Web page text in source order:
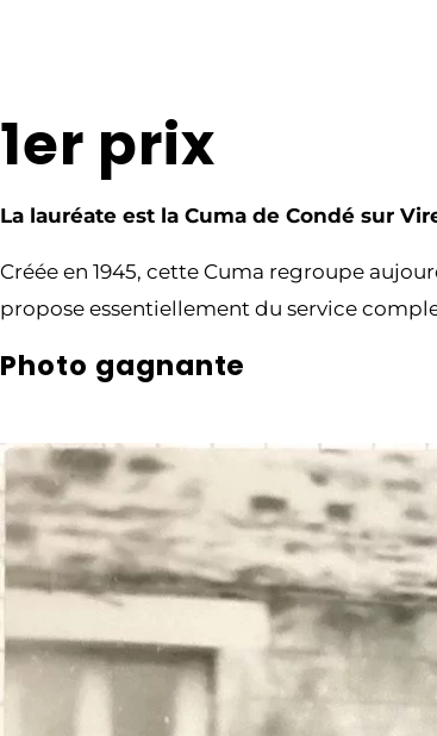
1er prix
La lauréate est la Cuma de Condé sur
Créée en 1945, cette Cuma regroupe
propose essentiellement du service
Photo gagnante